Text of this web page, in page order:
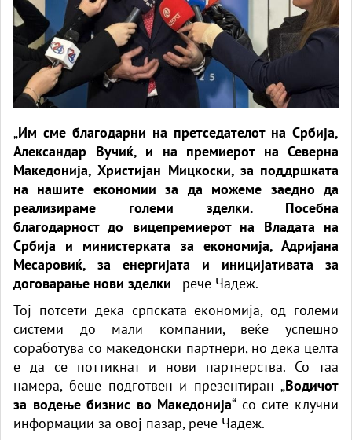
„Им сме благодарни на претседателот на Србија,
Александар Вучиќ, и на премиерот на Северна
Македонија, Христијан Мицкоски, за поддршката
на нашите економии за да можеме заедно да
реализираме големи зделки. Посебна
благодарност до вицепремиерот на Владата на
Србија и министерката за економија, Адријана
Месаровиќ, за енергијата и иницијативата за
договарање нови зделки - рече Чадеж.
Тој потсети дека српската економија, од големи
системи до мали компании, веќе успешно
соработува со македонски партнери, но дека целта
е да се поттикнат и нови партнерства. Со таа
намера, беше подготвен и презентиран „Водичот
за водење бизнис во Македонија“ со сите клучни
информации за овој пазар, рече Чадеж.